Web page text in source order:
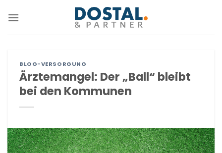
Inhalt
BLOG-VERSORGUNG
Ärztemangel: Der „Ball“ bleibt
bei den Kommunen